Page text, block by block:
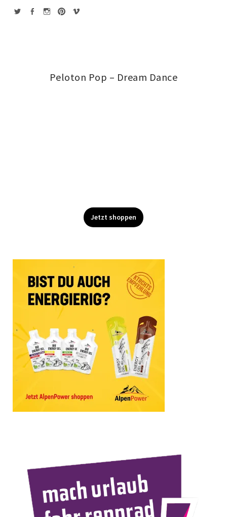
Peloton Pop – Dream Dance
Jetzt shoppen